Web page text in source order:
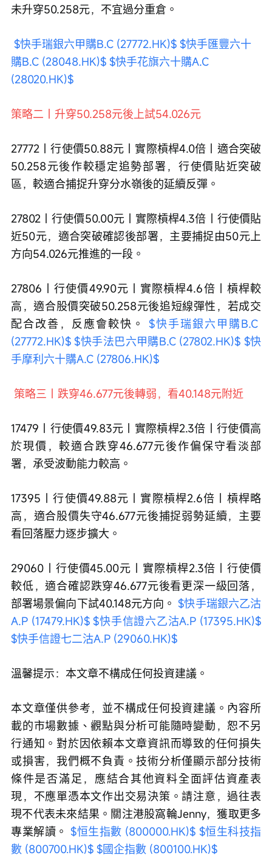
未升穿50.258元，不宜過分重倉。
$快手瑞銀六甲購B.C (27772.HK)$ $快手匯豐六十
購B.C (28048.HK)$ $快手花旗六十購A.C
(28020.HK)$
策略二｜升穿50.258元後上試54.026元
27772｜行使價50.88元｜實際槓桿4.0倍｜適合突破
50.258元後作較穩定追勢部署，行使價貼近突破
區，較適合捕捉升穿分水嶺後的延續反彈。
27802｜行使價50.00元｜實際槓桿4.3倍｜行使價貼
近50元，適合突破確認後部署，主要捕捉由50元上
方向54.026元推進的一段。
27806｜行使價49.90元｜實際槓桿4.6倍｜槓桿較
高，適合股價突破50.258元後追短線彈性，若成交
配合改善，反應會較快。 $快手瑞銀六甲購B.C
(27772.HK)$ $快手法巴六甲購B.C (27802.HK)$ $快
手摩利六十購A.C (27806.HK)$
策略三｜跌穿46.677元後轉弱，看40.148元附近
17479｜行使價49.83元｜實際槓桿2.3倍｜行使價高
於現價，較適合跌穿46.677元後作偏保守看淡部
署，承受波動能力較高。
17395｜行使價49.88元｜實際槓桿2.6倍｜槓桿略
高，適合股價失守46.677元後捕捉弱勢延續，主要
看回落壓力逐步擴大。
29060｜行使價45.00元｜實際槓桿2.3倍｜行使價
較低，適合確認跌穿46.677元後看更深一級回落，
部署場景偏向下試40.148元方向。 $快手瑞銀六乙沽
A.P (17479.HK)$ $快手信證六乙沽A.P (17395.HK)$
$快手信證七二沽A.P (29060.HK)$
溫馨提示：本文章不構成任何投資建議。
本文章僅供參考，並不構成任何投資建議。內容所
載的市場數據、觀點與分析可能隨時變動，恕不另
行通知。對於因依賴本文章資訊而導致的任何損失
或損害，我們概不負責。技術分析僅顯示部分技術
條件是否滿足，應結合其他資料全面評估資產表
現，不應單憑本文作出交易決策。請注意，過往表
現不代表未來結果。關注港股窩輪Jenny，獲取更多
專業解讀。 $恒生指數 (800000.HK)$ $恒生科技指
數 (800700.HK)$ $國企指數 (800100.HK)$